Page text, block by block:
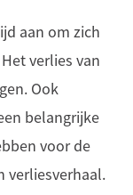
aan om zich
verlies van
Ook
belangrijke
voor de
verliesverhaal.